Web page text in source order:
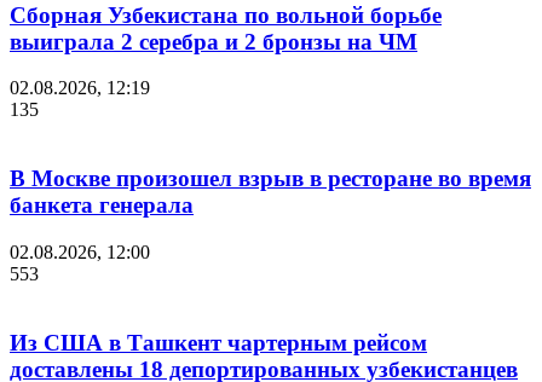
Сборная Узбекистана по вольной борьбе
выиграла 2 серебра и 2 бронзы на ЧМ
02.08.2026, 12:19
135
В Москве произошел взрыв в ресторане во время
банкета генерала
02.08.2026, 12:00
553
Из США в Ташкент чартерным рейсом
доставлены 18 депортированных узбекистанцев